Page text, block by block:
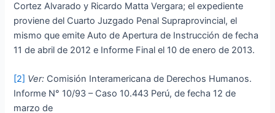
Cortez Alvarado y Ricardo Matta Vergara; el expediente
proviene del Cuarto Juzgado Penal Supraprovincial, el
mismo que emite Auto de Apertura de Instrucción de fecha
11 de abril de 2012 e Informe Final el 10 de enero de 2013.
[2] Ver: Comisión Interamericana de Derechos Humanos.
Informe N° 10/93 – Caso 10.443 Perú, de fecha 12 de
marzo de